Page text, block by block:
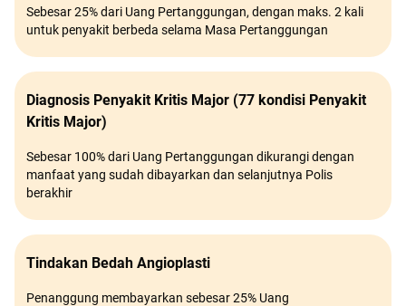
Sebesar 25% dari Uang Pertanggungan, dengan maks. 2 kali
untuk penyakit berbeda selama Masa Pertanggungan
Diagnosis Penyakit Kritis Major (77 kondisi Penyakit
Kritis Major)
Sebesar 100% dari Uang Pertanggungan dikurangi dengan
manfaat yang sudah dibayarkan dan selanjutnya Polis
berakhir
Tindakan Bedah Angioplasti
Penanggung membayarkan sebesar 25% Uang